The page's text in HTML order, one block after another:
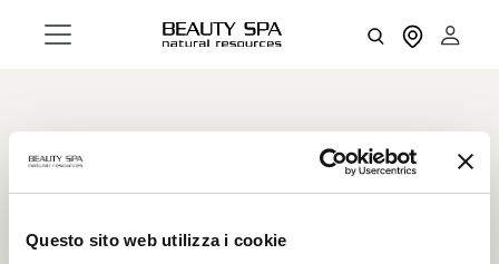
Questo sito web utilizza i cookie
Kaolin
energizing action.